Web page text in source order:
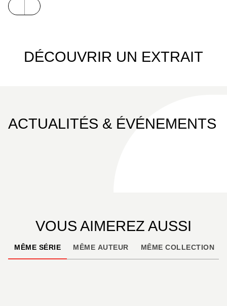
DÉCOUVRIR UN EXTRAIT
ACTUALITÉS & ÉVÉNEMENTS
VOUS AIMEREZ AUSSI
MÊME SÉRIE MÊME AUTEUR MÊME COLLECTION